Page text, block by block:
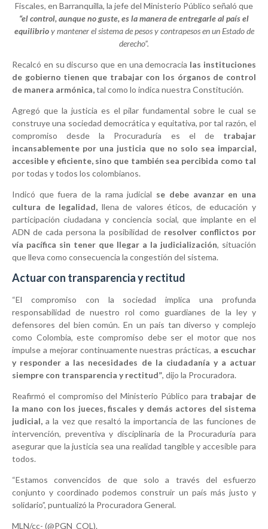
Fiscales, en Barranquilla, la jefe del Ministerio Público señaló que
“el control, aunque no guste, es la manera de entregarle al país el
equilibrioy mantener el sistema de pesos y contrapesos en un Estado de
derecho”.
Recalcó en su discurso que en una democracia las instituciones
de gobierno tienen que trabajar con los órganos de control
de manera armónica,tal como lo indica nuestra Constitución.
Agregó que la justicia es el pilar fundamental sobre le cual se
construye una sociedad democrática y equitativa, por tal razón, el
compromiso desde la Procuraduría es el detrabajar
incansablemente por una justicia que no solo sea imparcial,
accesible y eficiente, sino que también sea percibida como tal
por todas y todos los colombianos.
Indicó que fuera de la rama judicial se debe avanzar en una
cultura de legalidad, llena de valores éticos, de educación y
participación ciudadana y conciencia social, que implante en el
ADN de cada persona la posibilidad deresolver conflictos por
vía pacífica sin tener que llegar a la judicialización, situación
que lleva como consecuencia la congestión del sistema.
Actuar con transparencia y rectitud
“El compromiso con la sociedad implica una profunda
responsabilidad de nuestro rol como guardianes de la ley y
defensores del bien común. En un país tan diverso y complejo
como Colombia, este compromiso debe ser el motor que nos
impulse a mejorar continuamente nuestras prácticas, a escuchar
y responder a las necesidades de la ciudadanía y a actuar
siempre con transparencia y rectitud”, dijo la Procuradora.
Reafirmó el compromiso del Ministerio Público para trabajar de
la mano con los jueces, fiscales y demás actores del sistema
judicial,a la vez que resaltó la importancia de las funciones de
intervención, preventiva y disciplinaria de la Procuraduría para
asegurar que la justicia sea una realidad tangible y accesible para
todos.
“Estamos convencidos de que solo a través del esfuerzo
conjunto y coordinado podemos construir un país más justo y
solidario”, puntualizó la Procuradora General.
MLN​/cc- (@PGN_COL).